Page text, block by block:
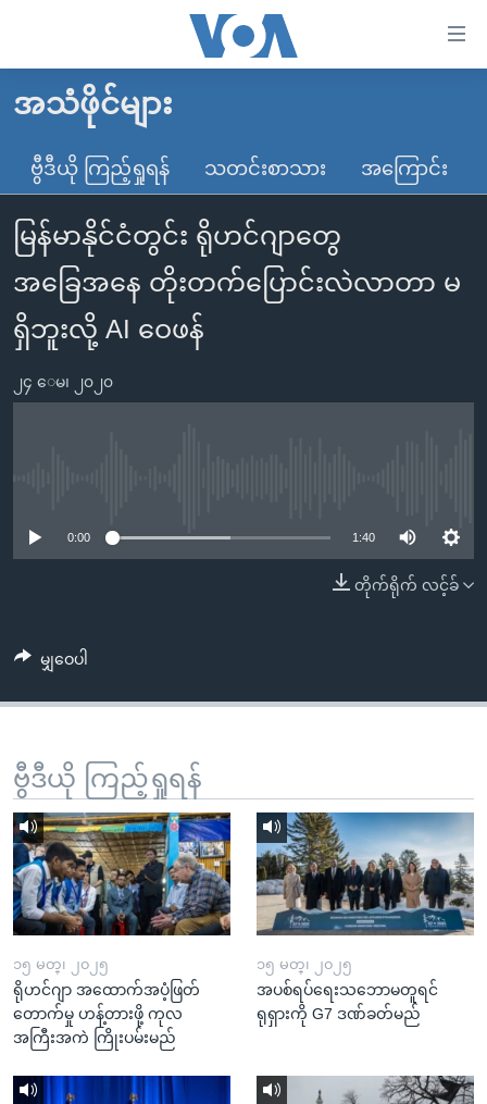
လွယ်ကူ
သည့်
Link
များ
ပင်မ
အကြောင်းအရာ
သို့
ကျော်
ကြည့်
ရှာဖွေ
နေရာ
သို့
ကျော်
ရန်
မူလစာမျက်နှာ
မြန်မာ
ကမ္ဘာ့သတင်းများ
နိုင်ငံတကာ
အမေရိကန်
အစ္စရေး-ပါလက်စတိုင်း
ဗွီဒီယို
သတင်းလွတ်လပ်ခွင့်
ရပ်ဝန်းတခု လမ်းတခု အလွန်
အင်္ဂလိပ်စာလေ့လာမယ်
အမေရိကန်သုံးအီဒီယံ
အပတ်စဉ်ကဏ္ဍများ
အသံဖိုင်များ
ဗွီဒီယို ကြည့်ရှုရန် သတင်းစာသား အကြောင်း
မြန်မာနိုင်ငံတွင်း ရိုဟင်ဂျာတွေ
အခြေအနေ တိုးတက်ပြောင်းလဲလာတာ မ
ရှိဘူးလို့ AI ဝေဖန်
၂၄ ေမ၊ ၂၀၂၀
0:00 1:40
တိုက်ရိုက် လင့်ခ်
မျှဝေပါ
ဗွီဒီယို ကြည့်ရှုရန်
၁၅ မတ္၊ ၂၀၂၅
ရိုဟင်ဂျာ အထောက်အပံ့ဖြတ်
တောက်မှု ဟန့်တားဖို့ ကုလ
အကြီးအကဲ ကြိုးပမ်းမည်
၁၅ မတ္၊ ၂၀၂၅
အပစ်ရပ်ရေးသဘောမတူရင်
ရုရှားကို G7 ဒဏ်ခတ်မည်